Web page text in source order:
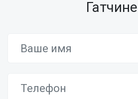
Гатчине